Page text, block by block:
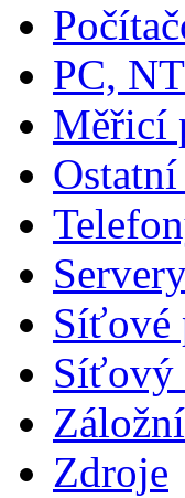
PC,
Měřicí
Síťové
Síťový
Zdroje